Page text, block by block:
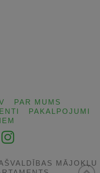
PAR MUMS
PAKALPOJUMI
Instagram
MĀJOKĻU